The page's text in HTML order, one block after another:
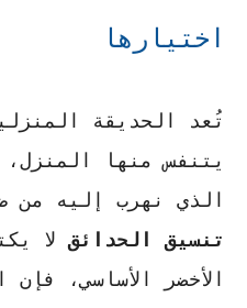
اختيارها
تُعد الحديقة
يتنفس منها
الذي نهرب إليه من
تنسيق الحدائق لا
الأخضر الأساسي، فإن